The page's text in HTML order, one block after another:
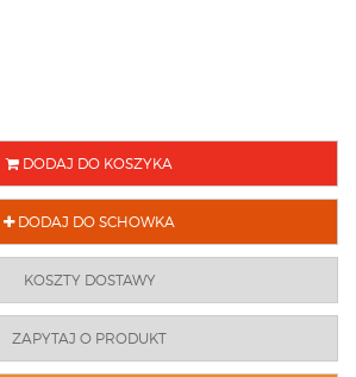
DODAJ DO KOSZYKA
DODAJ DO SCHOWKA
KOSZTY DOSTAWY
ZAPYTAJ O PRODUKT